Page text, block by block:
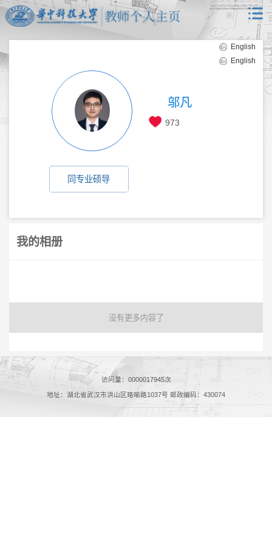
English
English
邬凡
973
同专业硕导
我的相册
没有更多内容了
访问量： 0000017945次
地址：湖北省武汉市洪山区珞喻路1037号 邮政编码：430074